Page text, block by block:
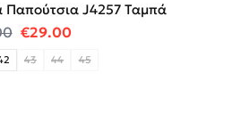
Παπούτσια J4257 Ταμπά
Original price was: €89.00.
€29.00Η τρέχουσα τιμή
43 44 45